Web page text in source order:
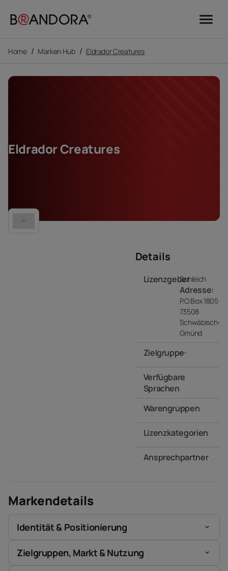
menu
Home / Marken Hub / Eldrador Creatures
Eldrador Creatures
Details
LizenzgeberSchleich
Adresse:
P.O.Box 1805
73508
Schwäbisch-
Gmünd
Zielgruppe- -
Verfügbare
Sprachen
Warengruppen
- -
Lizenzkategorien
Ansprechpartner
Markendetails
Identität & Positionierung
Zielgruppen, Markt & Nutzung